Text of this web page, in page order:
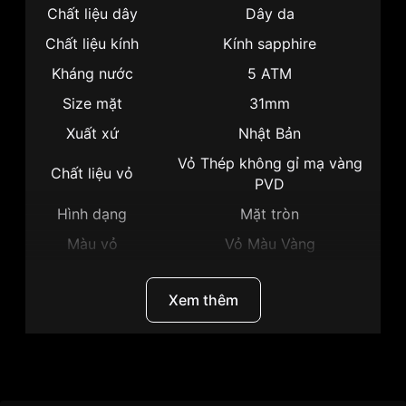
Chất liệu dây
Dây da
Chất liệu kính
Kính sapphire
Kháng nước
5 ATM
Size mặt
31mm
Xuất xứ
Nhật Bản
Chất liệu vỏ
Vỏ Thép không gỉ mạ vàng
PVD
Hình dạng
Mặt tròn
Màu vỏ
Vỏ Màu Vàng
Sang trọng
Giờ, Phút, Giây
Xem thêm